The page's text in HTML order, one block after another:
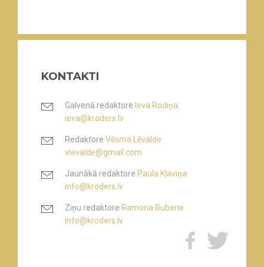
KONTAKTI
Galvenā redaktore Ieva Rodiņa
ieva@kroders.lv
Redaktore Vēsma Lēvalde
vlevalde@gmail.com
Jaunākā redaktore Paula Kļaviņa
info@kroders.lv
Ziņu redaktore Ramona Rubene
info@kroders.lv